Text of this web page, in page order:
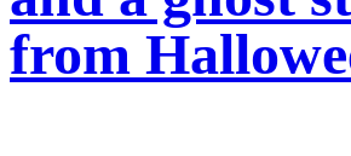
from